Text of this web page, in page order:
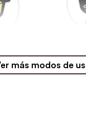
SIN
más modos de